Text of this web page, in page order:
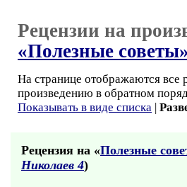
Рецензии на
«Полезные советы»
На странице отображаются все
произведению в обратном
Показывать в виде списка |
Рецензия на «Полезные
Николаев 4)